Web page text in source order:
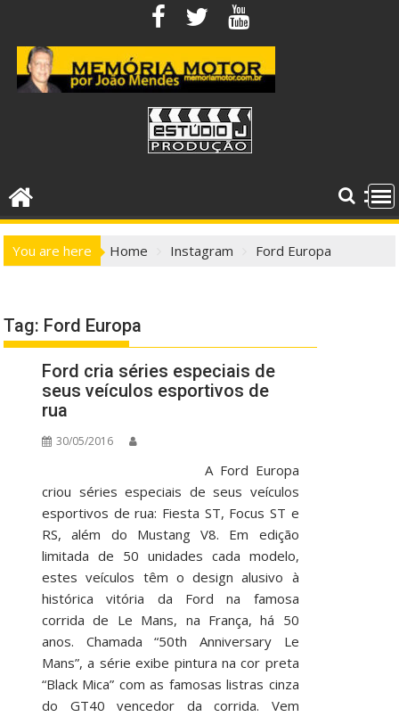
content
You are here Home Instagram Ford Europa
Tag: Ford Europa
Ford cria séries especiais de
seus veículos esportivos de
rua
30/05/2016
A Ford Europa
criou séries especiais de seus veículos
esportivos de rua: Fiesta ST, Focus ST e
RS, além do Mustang V8. Em edição
limitada de 50 unidades cada modelo,
estes veículos têm o design alusivo à
histórica vitória da Ford na famosa
corrida de Le Mans, na França, há 50
anos. Chamada “50th Anniversary Le
Mans”, a série exibe pintura na cor preta
“Black Mica” com as famosas listras cinza
do GT40 vencedor da corrida. Vem